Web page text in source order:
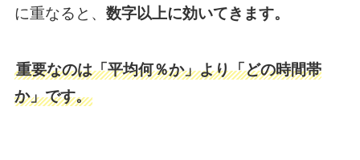
に重なると、 数字以上に効いてきます。
重要なのは「平均何％か」より「どの時間帯
か」です。